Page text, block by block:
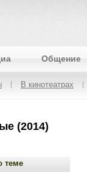
Общение
В кинотеатрах
(2014)
теме